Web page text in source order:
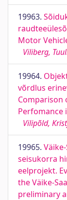
19963.
Motor
Viliberg,
19964.
võrdlus
Comparison
Perfomance
Vilipõld,
19965.
seisukorra
eelprojekt.
the Väike-
preliminary